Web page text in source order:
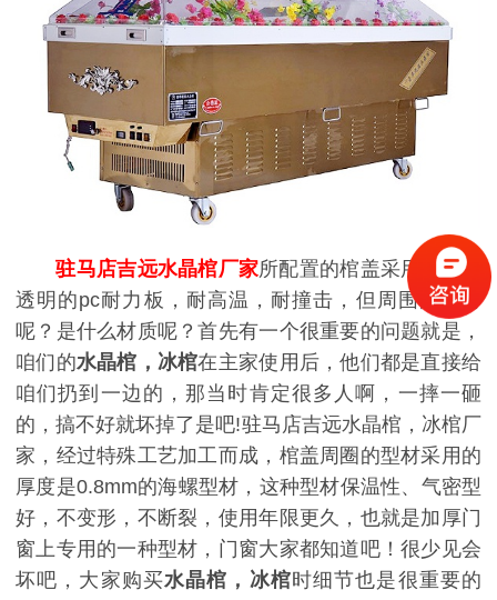
驻马店吉远水晶棺厂家所配置的棺盖采用的都是
透明的pc耐力板，耐高温，耐撞击，但周围的型材
呢？是什么材质呢？首先有一个很重要的问题就是，
咱们的水晶棺，冰棺在主家使用后，他们都是直接给
咱们扔到一边的，那当时肯定很多人啊，一摔一砸
的，搞不好就坏掉了是吧!驻马店吉远水晶棺，冰棺厂
家，经过特殊工艺加工而成，棺盖周圈的型材采用的
厚度是0.8mm的海螺型材，这种型材保温性、气密型
好，不变形，不断裂，使用年限更久，也就是加厚门
窗上专用的一种型材，门窗大家都知道吧！很少见会
坏吧，大家购买水晶棺，冰棺时细节也是很重要的